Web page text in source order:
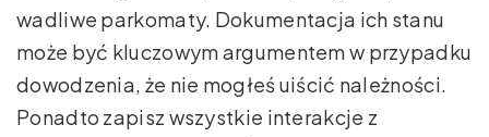
wadliwe parkomaty. Dokumentacja ich stanu
może być kluczowym argumentem w przypadku
dowodzenia, że nie mogłeś uiścić należności.
Ponadto zapisz wszystkie interakcje z